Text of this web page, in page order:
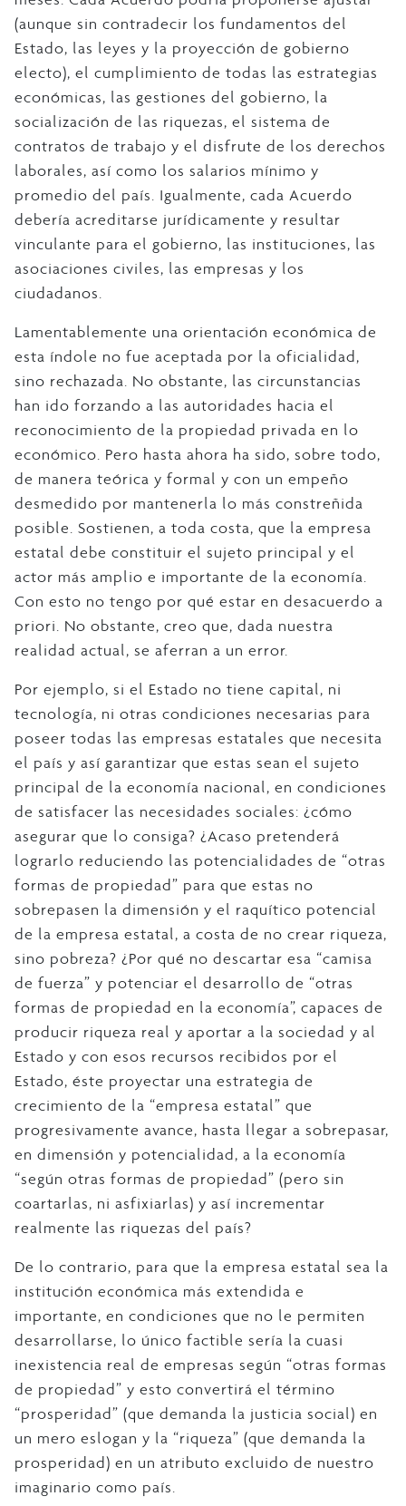
(aunque sin contradecir los fundamentos del
Estado, las leyes y la proyección de gobierno
electo), el cumplimiento de todas las estrategias
económicas, las gestiones del gobierno, la
socialización de las riquezas, el sistema de
contratos de trabajo y el disfrute de los derechos
laborales, así como los salarios mínimo y
promedio del país. Igualmente, cada Acuerdo
debería acreditarse jurídicamente y resultar
vinculante para el gobierno, las instituciones, las
asociaciones civiles, las empresas y los
ciudadanos.
Lamentablemente una orientación económica de
esta índole no fue aceptada por la oficialidad,
sino rechazada. No obstante, las circunstancias
han ido forzando a las autoridades hacia el
reconocimiento de la propiedad privada en lo
económico. Pero hasta ahora ha sido, sobre todo,
de manera teórica y formal y con un empeño
desmedido por mantenerla lo más constreñida
posible. Sostienen, a toda costa, que la empresa
estatal debe constituir el sujeto principal y el
actor más amplio e importante de la economía.
Con esto no tengo por qué estar en desacuerdo a
priori. No obstante, creo que, dada nuestra
realidad actual, se aferran a un error.
Por ejemplo, si el Estado no tiene capital, ni
tecnología, ni otras condiciones necesarias para
poseer todas las empresas estatales que necesita
el país y así garantizar que estas sean el sujeto
principal de la economía nacional, en condiciones
de satisfacer las necesidades sociales: ¿cómo
asegurar que lo consiga? ¿Acaso pretenderá
lograrlo reduciendo las potencialidades de “otras
formas de propiedad” para que estas no
sobrepasen la dimensión y el raquítico potencial
de la empresa estatal, a costa de no crear riqueza,
sino pobreza? ¿Por qué no descartar esa “camisa
de fuerza” y potenciar el desarrollo de “otras
formas de propiedad en la economía”, capaces de
producir riqueza real y aportar a la sociedad y al
Estado y con esos recursos recibidos por el
Estado, éste proyectar una estrategia de
crecimiento de la “empresa estatal” que
progresivamente avance, hasta llegar a sobrepasar,
en dimensión y potencialidad, a la economía
“según otras formas de propiedad” (pero sin
coartarlas, ni asfixiarlas) y así incrementar
realmente las riquezas del país?
De lo contrario, para que la empresa estatal sea la
institución económica más extendida e
importante, en condiciones que no le permiten
desarrollarse, lo único factible sería la cuasi
inexistencia real de empresas según “otras formas
de propiedad” y esto convertirá el término
“prosperidad” (que demanda la justicia social) en
un mero eslogan y la “riqueza” (que demanda la
prosperidad) en un atributo excluido de nuestro
imaginario como país.